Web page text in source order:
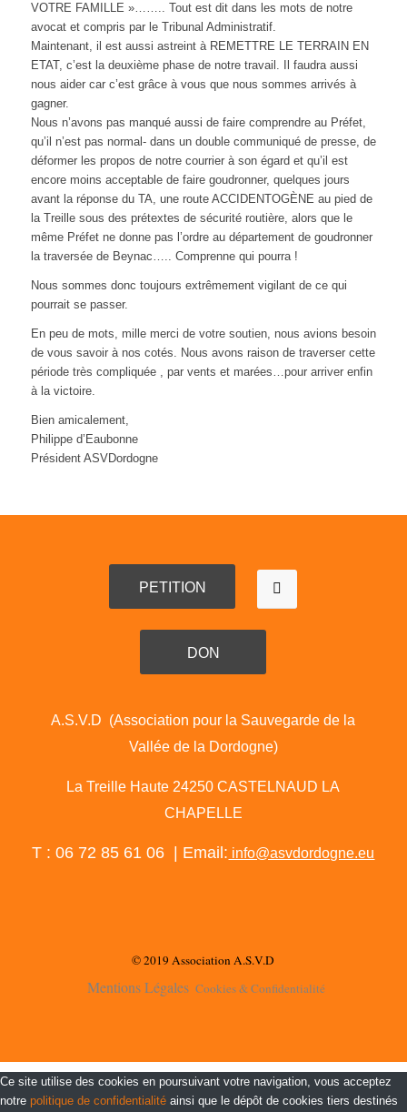
VOTRE FAMILLE »…….. Tout est dit dans les mots de notre
avocat et compris par le Tribunal Administratif.
Maintenant, il est aussi astreint à REMETTRE LE TERRAIN EN
ETAT, c’est la deuxième phase de notre travail. Il faudra aussi
nous aider car c’est grâce à vous que nous sommes arrivés à
gagner.
Nous n’avons pas manqué aussi de faire comprendre au Préfet,
qu’il n’est pas normal- dans un double communiqué de presse, de
déformer les propos de notre courrier à son égard et qu’il est
encore moins acceptable de faire goudronner, quelques jours
avant la réponse du TA, une route ACCIDENTOGÈNE au pied de
la Treille sous des prétextes de sécurité routière, alors que le
même Préfet ne donne pas l’ordre au département de goudronner
la traversée de Beynac….. Comprenne qui pourra !
Nous sommes donc toujours extrêmement vigilant de ce qui
pourrait se passer.
En peu de mots, mille merci de votre soutien, nous avions besoin
de vous savoir à nos cotés. Nous avons raison de traverser cette
période très compliquée , par vents et marées…pour arriver enfin
à la victoire.
Bien amicalement,
Philippe d’Eaubonne
Président ASVDordogne
PETITION
DON
A.S.V.D (Association pour la Sauvegarde de la
Vallée de la Dordogne)
La Treille Haute 24250 CASTELNAUD LA
CHAPELLE
T : 06 72 85 61 06 | Email: info@asvdordogne.eu
© 2019 Association A.S.V.D
Mentions Légales Cookies & Confidentialité
Ce site utilise des cookies en poursuivant votre navigation, vous acceptez
notre politique de confidentialité ainsi que le dépôt de cookies tiers destinés